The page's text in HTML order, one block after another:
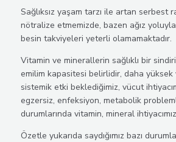
Sağlıksız yaşam tarzı ile artan serbest
nötralize etmemizde, bazen ağız yoluyla
besin takviyeleri yeterli olamamaktadır.
Vitamin ve minerallerin sağlıklı bir
emilim kapasitesi belirlidir, daha yüksek
sistemik etki beklediğimiz, vücut
egzersiz, enfeksiyon, metabolik
durumlarında vitamin, mineral
Özetle yukarıda saydığımız bazı